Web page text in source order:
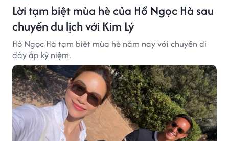
Lời tạm biệt mùa hè của Hồ Ngọc Hà sau
chuyến du lịch với Kim Lý
Hồ Ngọc Hà tạm biệt mùa hè năm nay với chuyến đi
đầy ắp kỷ niệm.